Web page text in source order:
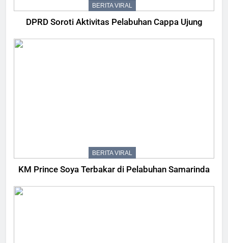
BERITA VIRAL
DPRD Soroti Aktivitas Pelabuhan Cappa Ujung
BERITA VIRAL
KM Prince Soya Terbakar di Pelabuhan Samarinda